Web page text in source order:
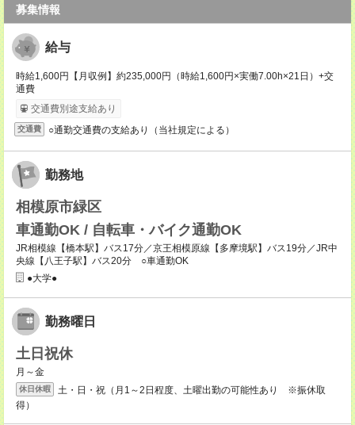
募集情報
給与
時給1,600円【月収例】約235,000円（時給1,600円×実働7.00h×21日）+交
通費
交通費別途支給あり
交通費 ○通勤交通費の支給あり（当社規定による）
勤務地
相模原市緑区
車通勤OK / 自転車・バイク通勤OK
JR相模線【橋本駅】バス17分／京王相模原線【多摩境駅】バス19分／JR中
央線【八王子駅】バス20分 ○車通勤OK
●大学●
勤務曜日
土日祝休
月～金
休日休暇
土・日・祝（月1～2日程度、土曜出勤の可能性あり ※振休取
得）